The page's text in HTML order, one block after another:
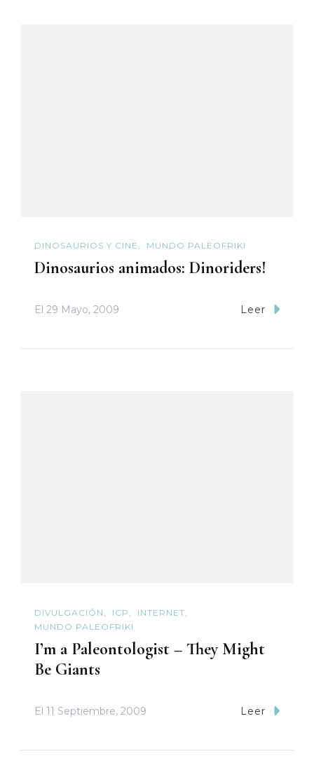
DINOSAURIOS Y CINE MUNDO PALEOFRIKI
Dinosaurios animados: Dinoriders!
El 29 Mayo, 2009 Leer
DIVULGACIÓN ICP
INTERNET
MUNDO PALEOFRIKI
I’m a Paleontologist – They Might
Be Giants
El 11 Septiembre, 2009 Leer